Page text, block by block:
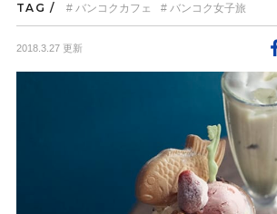
TAG / バンコクカフェ バンコク女子旅
2018.3.27 更新